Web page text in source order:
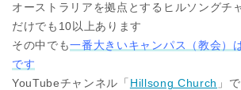
オーストラリアを拠点とするヒルソングチ
だけでも10以上あります
その中でも一番大きいキャンパス（教会）
です
YouTubeチャンネル「 Hillsong Church 」